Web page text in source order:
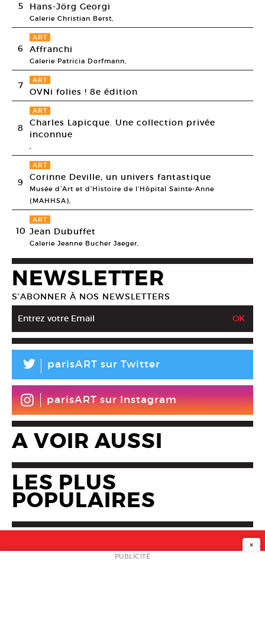
5 Hans-Jörg Georgi
Galerie Christian Berst,
6
ART
Affranchi
Galerie Patricia Dorfmann,
7 ART
OVNi folies ! 8e édition
8
ART
Charles Lapicque. Une collection privée
inconnue
,
9
ART
Corinne Deville, un univers fantastique
Musée d’Art et d’Histoire de l’Hôpital Sainte-Anne
(MAHHSA),
10
ART
Jean Dubuffet
Galerie Jeanne Bucher Jaeger,
NEWSLETTER
S’ABONNER À NOS NEWSLETTERS
L parisART sur Twitter
parisART sur Instagram
A VOIR AUSSI
LES PLUS
POPULAIRES
NEWSLETTER
×
PUBLICITÉ